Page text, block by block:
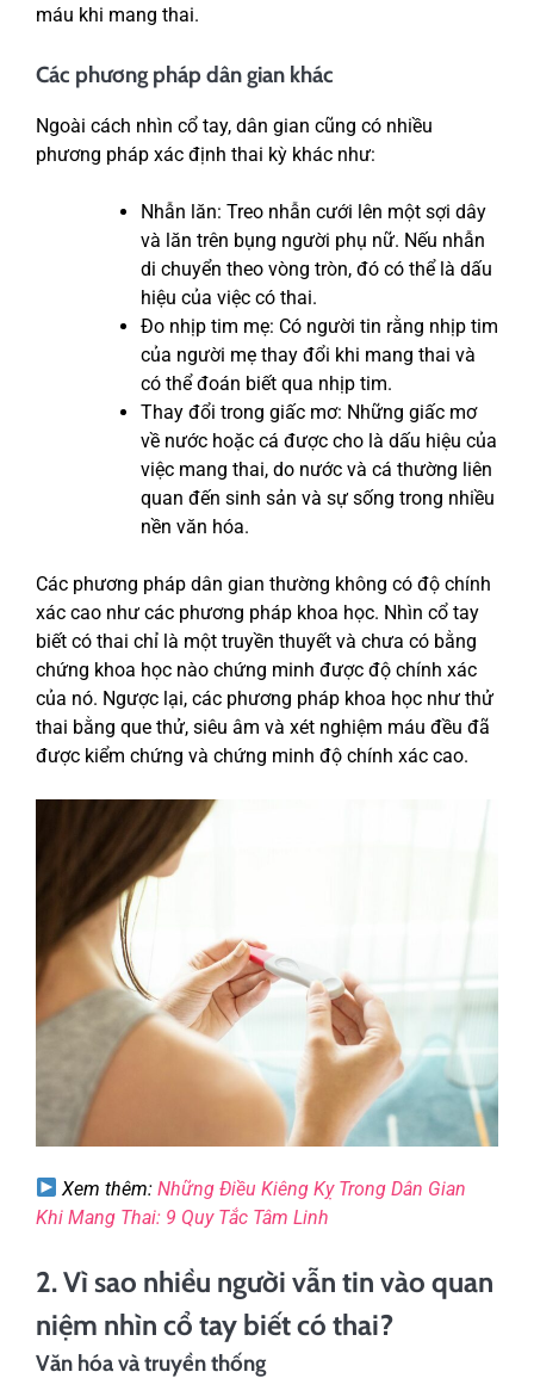
máu khi mang thai.
Các phương pháp dân gian khác
Ngoài cách nhìn cổ tay, dân gian cũng có nhiều
phương pháp xác định thai kỳ khác như:
Nhẫn lăn: Treo nhẫn cưới lên một sợi dây
và lăn trên bụng người phụ nữ. Nếu nhẫn
di chuyển theo vòng tròn, đó có thể là dấu
hiệu của việc có thai.
Đo nhịp tim mẹ: Có người tin rằng nhịp tim
của người mẹ thay đổi khi mang thai và
có thể đoán biết qua nhịp tim.
Thay đổi trong giấc mơ: Những giấc mơ
về nước hoặc cá được cho là dấu hiệu của
việc mang thai, do nước và cá thường liên
quan đến sinh sản và sự sống trong nhiều
nền văn hóa.
Các phương pháp dân gian thường không có độ chính
xác cao như các phương pháp khoa học. Nhìn cổ tay
biết có thai chỉ là một truyền thuyết và chưa có bằng
chứng khoa học nào chứng minh được độ chính xác
của nó. Ngược lại, các phương pháp khoa học như thử
thai bằng que thử, siêu âm và xét nghiệm máu đều đã
được kiểm chứng và chứng minh độ chính xác cao.
Xem thêm:Những Điều Kiêng Kỵ Trong Dân Gian
Khi Mang Thai: 9 Quy Tắc Tâm Linh
2. Vì sao nhiều người vẫn tin vào quan
niệm nhìn cổ tay biết có thai?
Văn hóa và truyền thống